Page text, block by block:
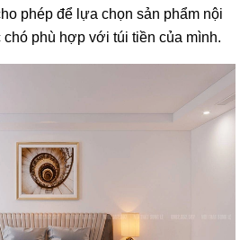
phép để lựa chọn sản phẩm nội
phù hợp với túi tiền của mình.